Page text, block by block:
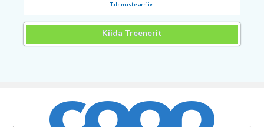
Tulemuste arhiiv
Kiida Treenerit